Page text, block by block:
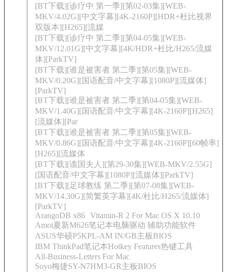
[BT下载][诊疗中 第一季][第02-03集][WEB-
MKV/4.02G][中文字幕][4K-2160P][HDR+杜比视界
双版本][H265][流媒
[BT下载][诊疗中 第二季][第04-05集][WEB-
MKV/12.01G][中文字幕][4K/HDR+杜比/H265/流媒
体][ParkTV]
[BT下载][谁是被害者 第二季][第05集][WEB-
MKV/0.20G][国语配音/中文字幕][1080P][流媒体]
[ParkTV]
[BT下载][谁是被害者 第二季][第04-05集][WEB-
MKV/1.40G][国语配音/中文字幕][4K-2160P][H265]
[流媒体][Par
[BT下载][谁是被害者 第二季][第05集][WEB-
MKV/0.86G][国语配音/中文字幕][4K-2160P][60帧率]
[H265][流媒体
[BT下载][谯国夫人][第29-30集][WEB-MKV/2.55G]
[国语配音/中文字幕][1080P][流媒体][ParkTV]
[BT下载][足球教练 第二季][第07-08集][WEB-
MKV/14.30G][简繁英字幕][4K/杜比/H265/流媒体]
[ParkTV]
ArangoDB x86 Vitamin-R 2 For Mac OS X 10.10
Amoi夏新M626笔记本电脑驱动 辅助功能软件
ASUS华硕P5KPL-AM IN/GB主板BIOS
IBM ThinkPad笔记本Hotkey Features热键工具
All-Business-Letters For Mac
Soyo梅捷SY-N7HM3-GR主板BIOS